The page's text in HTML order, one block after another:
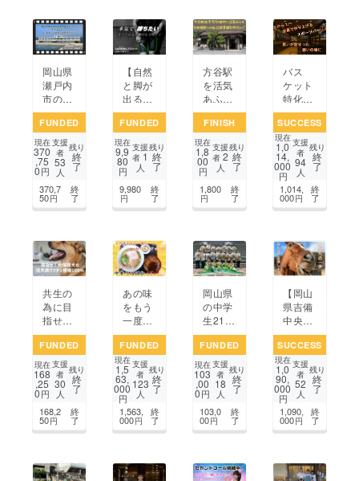
岡山県
瀬戸内
市の絶
景新ス
ポッ
ト！
『牛窓
テレ
モー
ク』に
カフェ
作りた
い！
FUNDED
現在
370
,75
0円
支援
者
53
人
残り
終
了
370,7
50円
終
了
【自然
と脚が
出る感
覚をサ
ポー
ト】独
自の二
層構造
を搭載
した機
能性タ
ツ
FUNDED
現在
9,9
80
円
支援
者1
人
残り
終
了
9,980
円
終
了
方谷駅
を活気
あふれ
る学び
の拠点
に！図
書館兼
ホテル
開設
FINISH
現在
1,8
00
円
支援
者2
人
残り
終
了
1,800
円
終
了
バス
ケット
特化ス
ポーツ
バーを
あなた
と造っ
ていき
た
い！！
SUCCESS
現在
1,0
14,
000
円
支援
者
94
人
残り
終
了
1,014,
000円
終
了
共生の
為に目
指せ
「狂犬
病ワク
チン」
接種率
10
0％！
元保護
犬への
クト
FUNDED
現在
168
,25
0円
支援
者
30
人
残り
終
了
168,2
50円
終
了
あの味
をもう
一度！
一仙の
元ス
タッフ
が岡山
市円山
に『中
華そば
理仙』
FUNDED
現在
1,5
63,
000
円
支援
者
123
人
残り
終
了
1,563,
000円
終
了
岡山県
の中学
生21名
がマー
チング
全国大
会に出
場しま
す！
FUNDED
現在
103
,00
0円
支援
者
18
人
残り
終
了
103,0
00円
終
了
【岡山
県吉備
中央
町】引
退競走
馬に新
たな未
来を！
リト
レーニ
ング支
ト
SUCCESS
現在
1,0
90,
000
円
支援
者
52
人
残り
終
了
1,090,
000円
終
了